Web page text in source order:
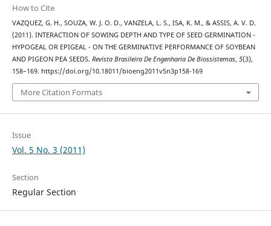
How to Cite
VAZQUEZ, G. H., SOUZA, W. J. O. D., VANZELA, L. S., ISA, K. M., & ASSIS, A. V. D.
(2011). INTERACTION OF SOWING DEPTH AND TYPE OF SEED GERMINATION -
HYPOGEAL OR EPIGEAL - ON THE GERMINATIVE PERFORMANCE OF SOYBEAN
AND PIGEON PEA SEEDS. Revista Brasileira De Engenharia De Biossistemas, 5(3),
158–169. https://doi.org/10.18011/bioeng2011v5n3p158-169
More Citation Formats
Issue
Vol. 5 No. 3 (2011)
Section
Regular Section